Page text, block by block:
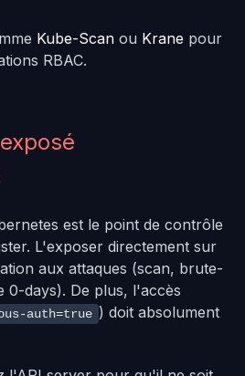
Kube-Scan ou Krane pour
RBAC.
est le point de contrôle
L'exposer directement sur
aux attaques (scan, brute-
0-days). De plus, l'accès
auth=true ) doit absolument